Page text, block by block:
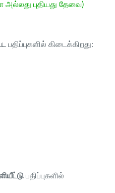
அல்லது புதியது தேவை)
பதிப்புகளில் கிடைக்கிறது:
பதிப்புகளில்